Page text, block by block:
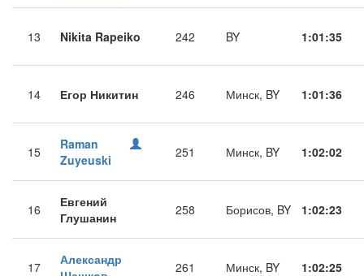
13 Nikita Rapeiko 242 BY 1:01:35
14 Егор Никитин 246 Минск, BY 1:01:36
15
Raman
Zuyeuski
251 Минск, BY 1:02:02
16
Евгений
Глушанин
258 Борисов, BY 1:02:23
17
Александр
261 Минск, BY 1:02:25